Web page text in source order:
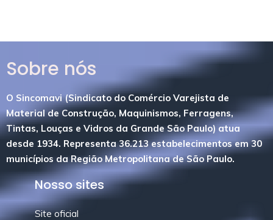
Sobre nós
O Sincomavi (Sindicato do Comércio Varejista de
Material de Construção, Maquinismos, Ferragens,
Tintas, Louças e Vidros da Grande São Paulo) atua
desde 1934. Representa 36.213 estabelecimentos em 30
municípios da Região Metropolitana de São Paulo.
Nosso sites
Site oficial